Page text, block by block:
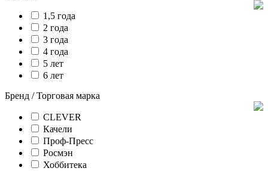
1,5 года
2 года
3 года
4 года
5 лет
6 лет
Бренд / Торговая марка
CLEVER
Качели
Проф-Пресс
Росмэн
Хоббитека